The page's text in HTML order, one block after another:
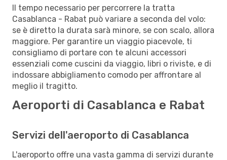
Il tempo necessario per percorrere la tratta
Casablanca - Rabat può variare a seconda del volo:
se è diretto la durata sarà minore, se con scalo, allora
maggiore. Per garantire un viaggio piacevole, ti
consigliamo di portare con te alcuni accessori
essenziali come cuscini da viaggio, libri o riviste, e di
indossare abbigliamento comodo per affrontare al
meglio il tragitto.
Aeroporti di Casablanca e Rabat
Servizi dell'aeroporto di Casablanca
L'aeroporto offre una vasta gamma di servizi durante